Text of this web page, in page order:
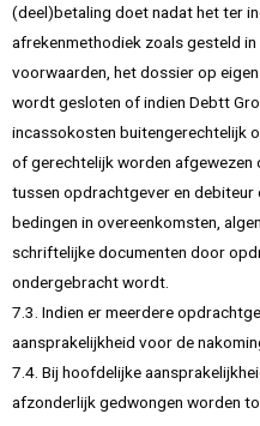
(deel)betaling doet nadat het ter
afrekenmethodiek zoals gesteld
voorwaarden, het dossier op
wordt gesloten of indien Debtt
incassokosten buitengerechtelijk
of gerechtelijk worden
tussen opdrachtgever en debiteur
bedingen in overeenkomsten,
schriftelijke documenten door
ondergebracht wordt.
7.3. Indien er meerdere
aansprakelijkheid voor de
7.4. Bij hoofdelijke
afzonderlijk gedwongen worden